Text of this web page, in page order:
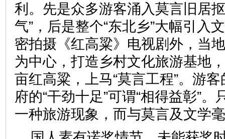
利。先是众多游客涌入莫言旧居
气”，后是整个“东北乡”大幅引入
密拍摄《红高粱》电视剧外，当
为中心，打造乡村文化旅游基地
亩红高粱，上马“莫言工程”。游
府的“干劲十足”可谓“相得益彰”
一种旅游现象，而与莫言及文